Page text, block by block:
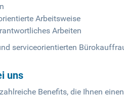
Arbeitsweise
Arbeiten
serviceorientierten
uns
Benefits, die Ihnen